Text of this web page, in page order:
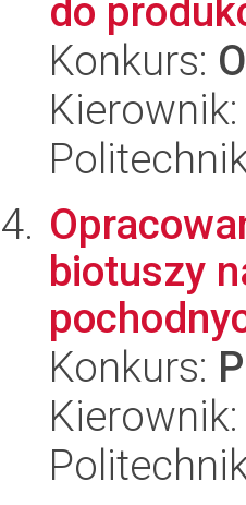
do
Konkurs:
biotuszy
Konkurs: